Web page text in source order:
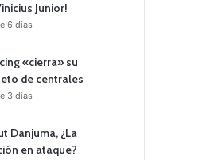
Junior!
6 días
«cierra» su
de centrales
3 días
Danjuma, ¿La
en ataque?